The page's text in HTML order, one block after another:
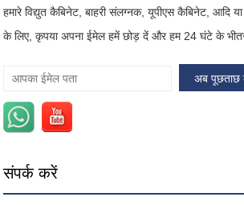
हमारे विद्युत कैबिनेट, बाहरी संलग्नक, यूपीएस कैबिनेट, आदि
के लिए, कृपया अपना ईमेल हमें छोड़ दें और हम 24 घंटे के
संपर्क करें